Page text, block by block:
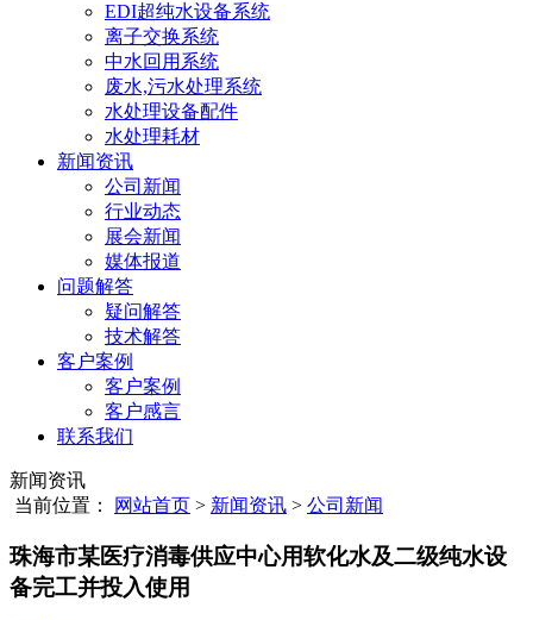
EDI超纯水设备系统
离子交换系统
中水回用系统
废水,污水处理系统
水处理设备配件
水处理耗材
新闻资讯
公司新闻
行业动态
展会新闻
媒体报道
问题解答
疑问解答
技术解答
客户案例
客户案例
客户感言
联系我们
新闻资讯
当前位置：
网站首页 > 新闻资讯 > 公司新闻
珠海市某医疗消毒供应中心用软化水及二级纯水设
备完工并投入使用